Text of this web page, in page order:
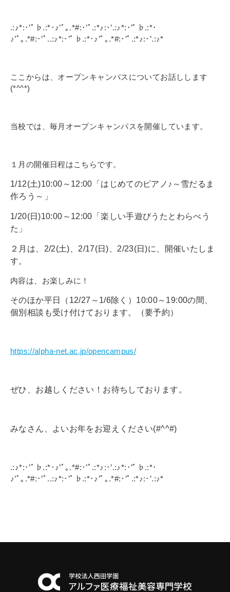
.:♪*:･’ﾟ♭.:*･♪’ﾟ｡.*#:･’ﾟ.:*♪:･’.:♪*:･’ﾟ♭.:*･
♪’ﾟ｡.*#:･’ﾟ..:♪*:･’ﾟ♭.:*･♪’ﾟ｡.*#:･’ﾟ.:*♪:･’.:♪*
ここからは、オープンキャンパスについてお話しします
(*^^*)
当校では、毎月オープンキャンパスを開催しています。
１月の開催日程はこちらです。
1/12(土)10:00～12:00「はじめてのピアノ♪～雪だるま
作ろう～」
1/20(日)10:00～12:00「楽しい手遊びうたとわらべう
た」
２月は、2/2(土)、2/17(日)、2/23(日)に、開催いたしま
す。
内容は、お楽しみに！
そのほか平日（12/27 ～1/6除く）10:00～19:00の間、
個別相談も受け付けております。（要予約）
https://alpha-net.ac.jp/opencampus/
ぜひ、お越しください！お待ちしております。
みなさん、よいお年をお迎えください(#^^#)
.:♪*:･’ﾟ♭.:*･♪’ﾟ｡.*#:･’ﾟ.:*♪:･’.:♪*:･’ﾟ♭.:*･
♪’ﾟ｡.*#:･’ﾟ..:♪*:･’ﾟ♭.:*･♪’ﾟ｡.*#:･’ﾟ.:*♪:･’.:♪*